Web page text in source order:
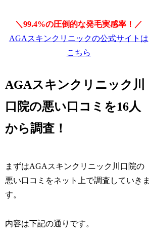
＼99.4%の圧倒的な発毛実感率！／
AGAスキンクリニックの公式サイトは
こちら
AGAスキンクリニック川
口院の悪い口コミを16人
から調査！
まずはAGAスキンクリニック川口院の
悪い口コミをネット上で調査していきま
す。
内容は下記の通りです。